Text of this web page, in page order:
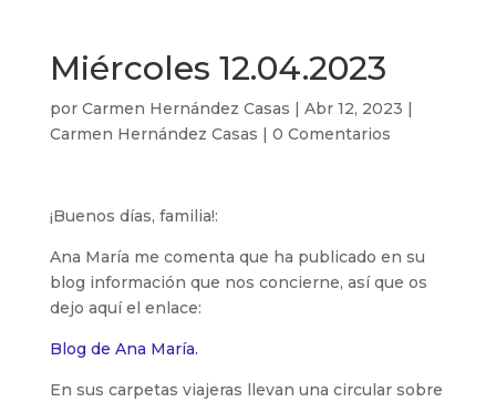
Miércoles 12.04.2023
por Carmen Hernández Casas | Abr 12, 2023 |
Carmen Hernández Casas | 0 Comentarios
¡Buenos días, familia!:
Ana María me comenta que ha publicado en su
blog información que nos concierne, así que os
dejo aquí el enlace:
Blog de Ana María.
En sus carpetas viajeras llevan una circular sobre